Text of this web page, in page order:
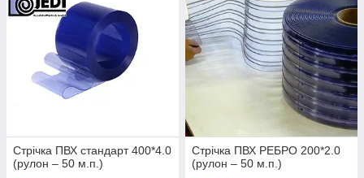
Стрічка ПВХ стандарт 400*4.0
(рулон – 50 м.п.)
Стрічка ПВХ РЕБРО 200*2.0
(рулон – 50 м.п.)